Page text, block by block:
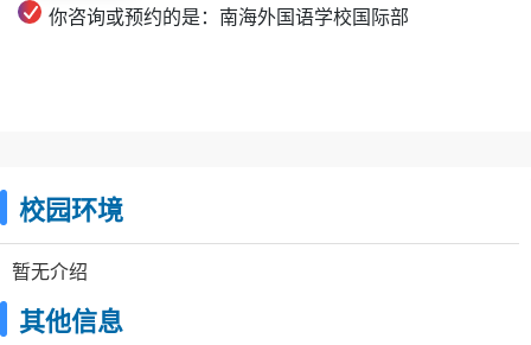
你咨询或预约的是：南海外国语学校国际部
校园环境
暂无介绍
其他信息